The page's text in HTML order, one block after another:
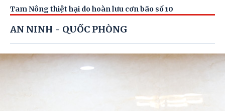
Phục vụ Hành chính công, Trung tâm dịch vụ sự nghiệp công và
Tam Nông thiệt hại do hoàn lưu cơn bão số 10
AN NINH - QUỐC PHÒNG